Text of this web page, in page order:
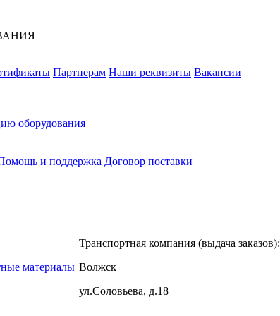
Партнерам Наши реквизиты Вакансии
оборудования
и поддержка Договор поставки
материалы
Транспортная компания (выдача заказов):
Волжск
ул.Соловьева, д.18